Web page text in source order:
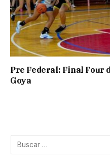
Pre Federal: Final Four
Goya